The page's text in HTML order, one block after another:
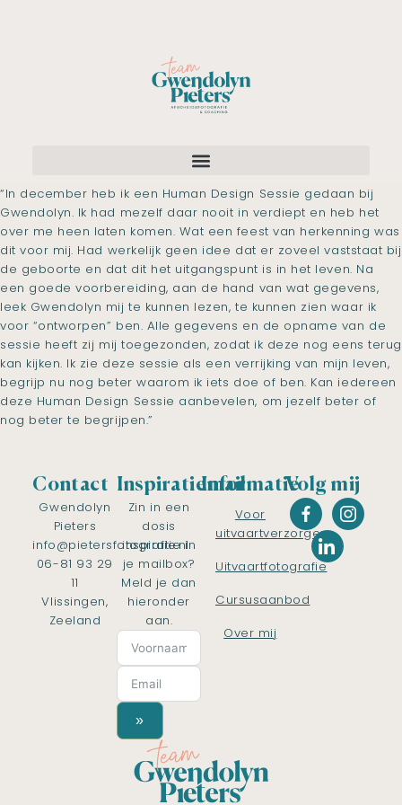
“In december heb ik een Human Design Sessie gedaan bij
Gwendolyn. Ik had mezelf daar nooit in verdiept en heb het
over me heen laten komen. Wat een feest van herkenning was
dit voor mij. Had werkelijk geen idee dat er zoveel vaststaat bij
de geboorte en dat dit het uitgangspunt is in het leven. Na
een goede voorbereiding, aan de hand van wat gegevens,
leek Gwendolyn mij te kunnen lezen, te kunnen zien waar ik
voor “ontworpen” ben. Alle gegevens en de opname van de
sessie heeft zij mij toegezonden, zodat ik deze nog eens terug
kan kijken. Ik zie deze sessie als een verrijking van mijn leven,
begrijp nu nog beter waarom ik iets doe of ben. Kan iedereen
deze Human Design Sessie aanbevelen, om jezelf beter of
nog beter te begrijpen.”
Contact
Gwendolyn
Pieters
info@pietersfotografie.nl
06-81 93 29
11
Vlissingen,
Zeeland
Inspiratiemail
Zin in een
dosis
inspiratie in
je mailbox?
Meld je dan
hieronder
aan.
»
Informatie
Voor
uitvaartverzorgers
Uitvaartfotografie
Cursusaanbod
Over mij
Volg mij